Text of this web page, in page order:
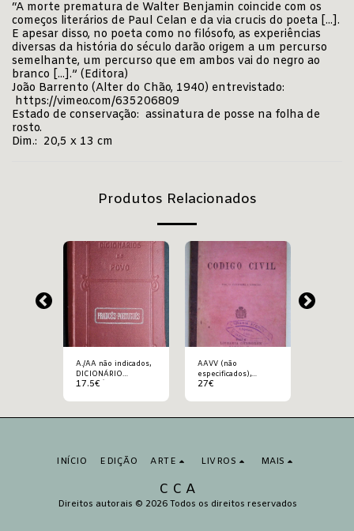
“A morte prematura de Walter Benjamin coincide com os
começos literários de Paul Celan e da via crucis do poeta [...].
E apesar disso, no poeta como no filósofo, as experiências
diversas da história do século darão origem a um percurso
semelhante, um percurso que em ambos vai do negro ao
branco [...].” (Editora)
João Barrento (Alter do Chão, 1940) entrevistado:
https://vimeo.com/635206809
Estado de conservação: assinatura de posse na folha de
rosto.
Dim.: 20,5 x 13 cm
Produtos Relacionados
A./AA não indicados,
DICIONÁRIO
FRANCÊS-
17.5€
AAVV (não
especificados),
CODIGO CIVIL
27€
C C A
Direitos autorais © 2026 Todos os direitos reservados
INÍCIO EDIÇÃO ARTE LIVROS MAIS